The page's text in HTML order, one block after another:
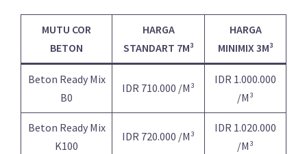
MUTU COR
BETON
HARGA
STANDART 7M³
HARGA
MINIMIX 3M³
Beton Ready Mix
B0
IDR 710.000 /M³
IDR 1.000.000
/M³
Beton Ready Mix
K100
IDR 720.000 /M³
IDR 1.020.000
/M³